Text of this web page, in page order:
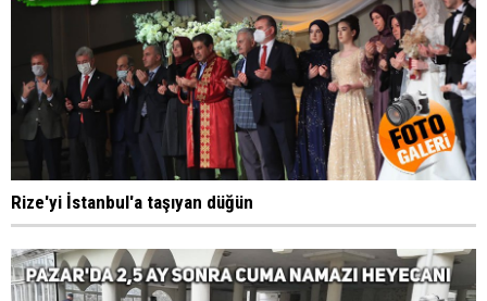
Rize'yi İstanbul'a taşıyan düğün